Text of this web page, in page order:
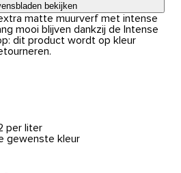
bekijken
matte muurverf met intense
mooi blijven dankzij de Intense
dit product wordt op kleur
per liter
gewenste kleur